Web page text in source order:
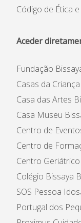
Código de Ética
Aceder
Fundação
Casas da Criança
Casa das Artes
Casa Museu
Centro de
Centro de
Centro
Colégio Bissaya
SOS Pessoa
Portugal dos